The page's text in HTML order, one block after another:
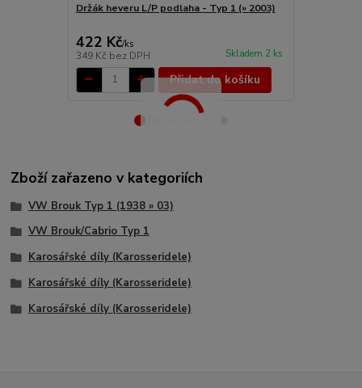
Držák heveru L/P podlaha - Typ 1 (» 2003)
422 Kč/ks
349 Kč bez DPH Skladem 2 ks
Přidat do košíku
Zboží zařazeno v kategoriích
VW Brouk Typ 1 (1938 » 03)
VW Brouk/Cabrio Typ 1
Karosářské díly (Karosseridele)
Karosářské díly (Karosseridele)
Karosářské díly (Karosseridele)